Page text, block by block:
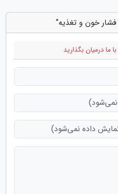
فشار خون و تغذیه"
ما درمیان بگذارید